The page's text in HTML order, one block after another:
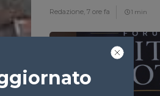
Redazione, 7 ore fa 1 min